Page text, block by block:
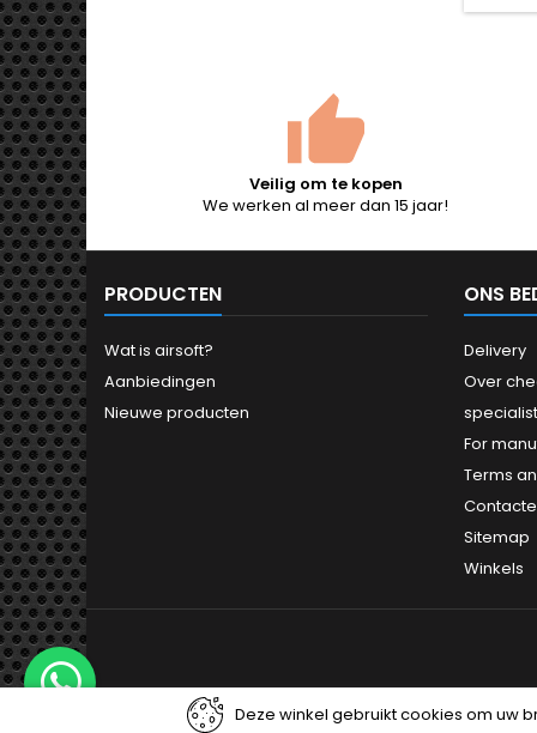
Veilig om te kopen
We werken al meer dan 15 jaar!
PRODUCTEN
Wat is airsoft?
Aanbiedingen
Nieuwe producten
ONS
Delivery
Over
For
Terms
Sitemap
Winkels
Deze winkel gebruikt cookies om uw